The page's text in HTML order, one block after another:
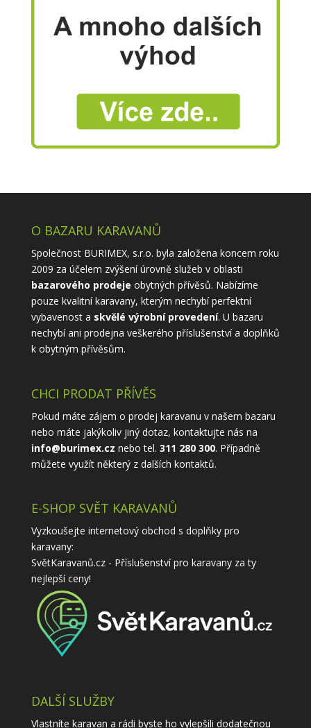
O BAZARU KARAVANŮ
Společnost BURIMEX, s.r.o. byla založena koncem roku
2009 za účelem zvýšení úrovně služeb v oblasti
bazarového prodeje obytných přívěsů. Nabízíme
pouze kvalitní karavany, kterým nechybí perfektní
vybavenost a skvělé výrobní provedení. U bazaru
nechybí ani prodejna veškerého příslušenství a doplňků
k obytným přívěsům.
CHCI PRODAT PŘÍVĚS
Pokud máte zájem o prodej karavanu v našem bazaru
nebo máte jakýkoliv jiný dotaz, kontaktujte nás na
info@burimex.cz nebo tel. 311 280 300. Případně
můžete využít některý z dalších kontaktů.
E-SHOP SVĚT KARAVANŮ
Vyzkoušejte internetový obchod s doplňky pro
karavany:
SvětKaravanů.cz - Příslušenství pro karavanyza ty
nejlepší ceny!
DALŠÍ SLUŽBY
Vlastníte karavan a rádi byste ho vylepšili dodatečnou